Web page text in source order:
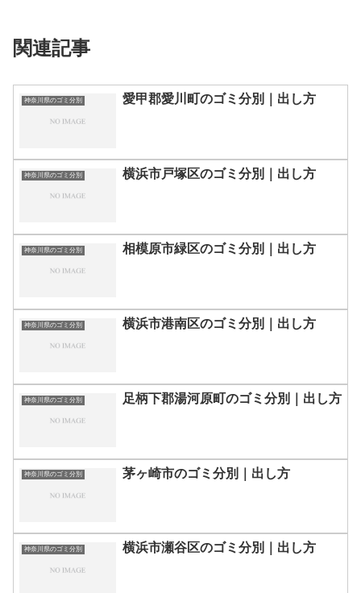
関連記事
神奈川県のゴミ分別 愛甲郡愛川町のゴミ分別｜出し方
神奈川県のゴミ分別 横浜市戸塚区のゴミ分別｜出し方
神奈川県のゴミ分別 相模原市緑区のゴミ分別｜出し方
神奈川県のゴミ分別 横浜市港南区のゴミ分別｜出し方
神奈川県のゴミ分別 足柄下郡湯河原町のゴミ分別｜出し方
神奈川県のゴミ分別 茅ヶ崎市のゴミ分別｜出し方
神奈川県のゴミ分別 横浜市瀬谷区のゴミ分別｜出し方